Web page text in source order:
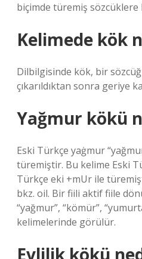
biçimde türemiş
Kelimede kök
Dilbilgisinde kök, bir
çıkarıldıktan sonra geriye
Yağmur kökü
Eski Türkçe yaġmur
türemiştir. Bu kelime Eski
Türkçe eki +mUr ile
bkz. oil. Bir fiili aktif fiile
“yağmur”, “kömür”,
kelimelerinde görülür.
Evlilik kökü